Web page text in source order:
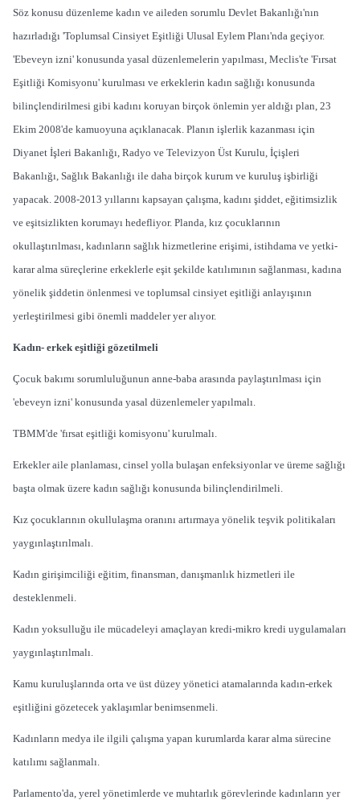
Söz konusu düzenleme kadın ve aileden sorumlu Devlet Bakanlığı'nın
hazırladığı 'Toplumsal Cinsiyet Eşitliği Ulusal Eylem Planı'nda geçiyor.
'Ebeveyn izni' konusunda yasal düzenlemelerin yapılması, Meclis'te 'Fırsat
Eşitliği Komisyonu' kurulması ve erkeklerin kadın sağlığı konusunda
bilinçlendirilmesi gibi kadını koruyan birçok önlemin yer aldığı plan, 23
Ekim 2008'de kamuoyuna açıklanacak. Planın işlerlik kazanması için
Diyanet İşleri Bakanlığı, Radyo ve Televizyon Üst Kurulu, İçişleri
Bakanlığı, Sağlık Bakanlığı ile daha birçok kurum ve kuruluş işbirliği
yapacak. 2008-2013 yıllarını kapsayan çalışma, kadını şiddet, eğitimsizlik
ve eşitsizlikten korumayı hedefliyor. Planda, kız çocuklarının
okullaştırılması, kadınların sağlık hizmetlerine erişimi, istihdama ve yetki-
karar alma süreçlerine erkeklerle eşit şekilde katılımının sağlanması, kadına
yönelik şiddetin önlenmesi ve toplumsal cinsiyet eşitliği anlayışının
yerleştirilmesi gibi önemli maddeler yer alıyor.
Kadın- erkek eşitliği gözetilmeli
Çocuk bakımı sorumluluğunun anne-baba arasında paylaştırılması için
'ebeveyn izni' konusunda yasal düzenlemeler yapılmalı.
TBMM'de 'fırsat eşitliği komisyonu' kurulmalı.
Erkekler aile planlaması, cinsel yolla bulaşan enfeksiyonlar ve üreme sağlığı
başta olmak üzere kadın sağlığı konusunda bilinçlendirilmeli.
Kız çocuklarının okullulaşma oranını artırmaya yönelik teşvik politikaları
yaygınlaştırılmalı.
Kadın girişimciliği eğitim, finansman, danışmanlık hizmetleri ile
desteklenmeli.
Kadın yoksulluğu ile mücadeleyi amaçlayan kredi-mikro kredi uygulamaları
yaygınlaştırılmalı.
Kamu kuruluşlarında orta ve üst düzey yönetici atamalarında kadın-erkek
eşitliğini gözetecek yaklaşımlar benimsenmeli.
Kadınların medya ile ilgili çalışma yapan kurumlarda karar alma sürecine
katılımı sağlanmalı.
Parlamento'da, yerel yönetimlerde ve muhtarlık görevlerinde kadınların yer